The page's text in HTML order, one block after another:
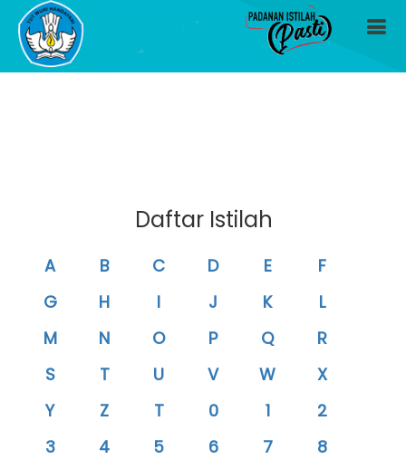
Daftar Istilah
A B C D E
F
G
H I J K
L
M
N O P Q
R
S
T U V W
X
Y
Z T 0 1
2
3
4 5 6 7
8